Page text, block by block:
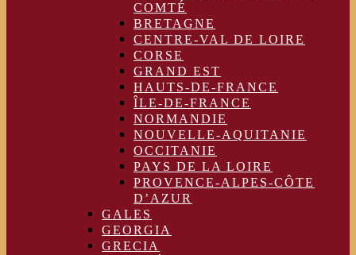
COMTÉ
BRETAGNE
CENTRE-VAL DE LOIRE
CORSE
GRAND EST
HAUTS-DE-FRANCE
ÎLE-DE-FRANCE
NORMANDIE
NOUVELLE-AQUITANIE
OCCITANIE
PAYS DE LA LOIRE
PROVENCE-ALPES-CÔTE
D’AZUR
GALES
GEORGIA
GRECIA